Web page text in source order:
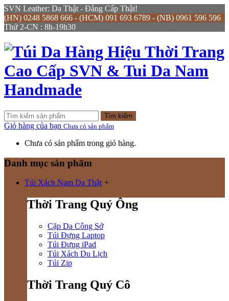
SVN Leather: Da Thật - Đẳng Cấp Thật!
(HN) 0248 5868 666 - (HCM) 091 693 6789 - (NB) 0961 596 596
Thứ 2-CN : 8h-19h30
Tìm kiếm
Giỏ hàng của bạn Chưa có sản phẩm
Chưa có sản phẩm trong giỏ hàng.
Danh mục sản phẩm
Túi Xách Nam Da Thật +
Thời Trang Quý Ông
Cặp Da Công Sở
Túi Đựng Laptop
Túi Đựng iPad
Túi Xách Du Lịch
Túi Zip
Thời Trang Quý Cô